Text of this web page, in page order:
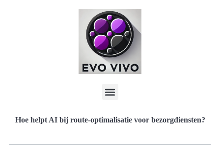
Hoe helpt AI bij route-optimalisatie voor bezorgdiensten?